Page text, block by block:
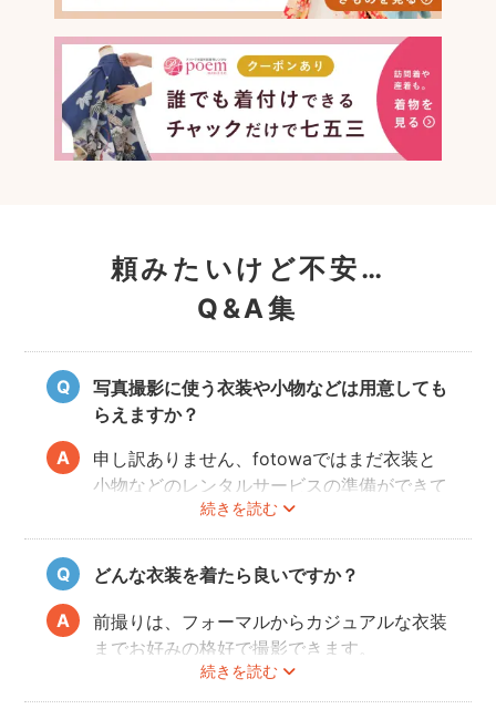
頼みたいけど不安…
Q&A集
写真撮影に使う衣装や小物などは用意しても
らえますか？
続きを読む
申し訳ありません、fotowaではまだ衣装と
小物などのレンタルサービスの準備ができて
おりませんので、お客様ご自身にご用意をお
願いしております。
どんな衣装を着たら良いですか？
続きを読む
前撮りは、フォーマルからカジュアルな衣装
までお好みの格好で撮影できます。
最近では式当日と異なる雰囲気を残せる、カ
ジュアルな服装も人気が高いです。